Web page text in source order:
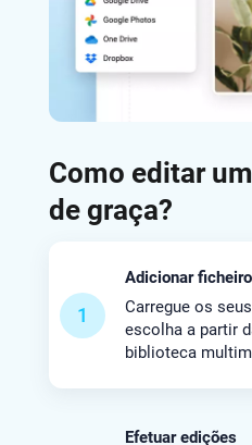
Como editar
de graça?
1
Adicionar
Carregue os
escolha a partir
biblioteca
Efetuar edições